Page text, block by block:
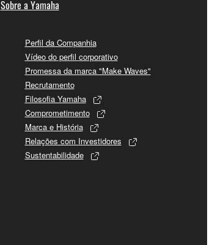
Sobre a Yamaha
Perfil da Companhia
Vídeo do perfil corporativo
Promessa da marca "Make Waves"
Recrutamento
Filosofia Yamaha
Comprometimento
Marca e História
Relações com Investidores
Sustentabilidade